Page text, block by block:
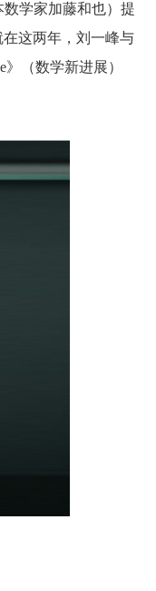
数学家加藤和也）提
这两年，刘一峰与
》（数学新进展）